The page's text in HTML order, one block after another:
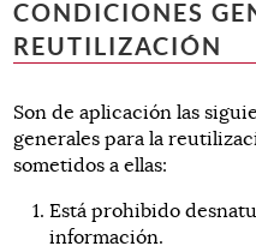
CONDICIONES
REUTILIZACIÓN
Son de aplicación las
generales para la
sometidos a ellas:
Está prohibido
información.